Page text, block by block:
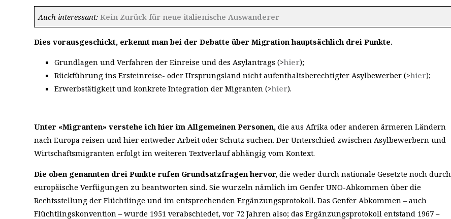
Auch interessant: Kein Zurück für neue italienische Auswanderer
Dies vorausgeschickt, erkennt man bei der Debatte über Migration hauptsächlich drei Punkte.
Grundlagen und Verfahren der Einreise und des Asylantrags (>hier);
Rückführung ins Ersteinreise- oder Ursprungsland nicht aufenthaltsberechtigter Asylbewerber (>hier);
Erwerbstätigkeit und konkrete Integration der Migranten (>hier).
Unter «Migranten» verstehe ich hier im Allgemeinen Personen, die aus Afrika oder anderen ärmeren Ländern
nach Europa reisen und hier entweder Arbeit oder Schutz suchen. Der Unterschied zwischen Asylbewerbern und
Wirtschaftsmigranten erfolgt im weiteren Textverlauf abhängig vom Kontext.
Die oben genannten drei Punkte rufen Grundsatzfragen hervor, die weder durch nationale Gesetzte noch durch
europäische Verfügungen zu beantworten sind. Sie wurzeln nämlich im Genfer UNO-Abkommen über die
Rechtsstellung der Flüchtlinge und im entsprechenden Ergänzungsprotokoll. Das Genfer Abkommen – auch
Flüchtlingskonvention – wurde 1951 verabschiedet, vor 72 Jahren also; das Ergänzungsprotokoll entstand 1967 –